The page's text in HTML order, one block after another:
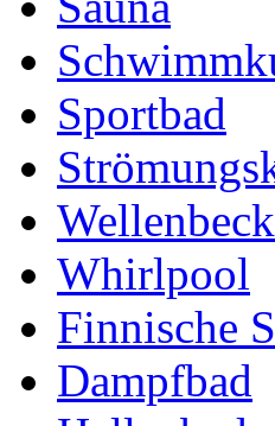
Sportbad
Whirlpool
Finnische
Dampfbad